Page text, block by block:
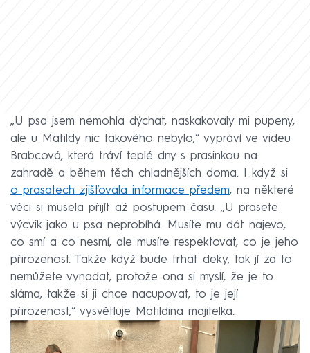
„U psa jsem nemohla dýchat, naskakovaly mi pupeny,
ale u Matildy nic takového nebylo,“ vypráví ve videu
Brabcová, která tráví teplé dny s prasinkou na
zahradě a během těch chladnějších doma. I když si
o prasatech zjišťovala informace předem, na některé
věci si musela přijít až postupem času. „U prasete
výcvik jako u psa neprobíhá. Musíte mu dát najevo,
co smí a co nesmí, ale musíte respektovat, co je jeho
přirozenost. Takže když bude trhat deky, tak jí za to
nemůžete vynadat, protože ona si myslí, že je to
sláma, takže si ji chce nacupovat, to je její
přirozenost,“ vysvětluje Matildina majitelka.